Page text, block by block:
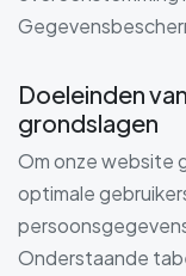
Doeleinden
grondslagen
Om onze website
optimale
Onderstaande